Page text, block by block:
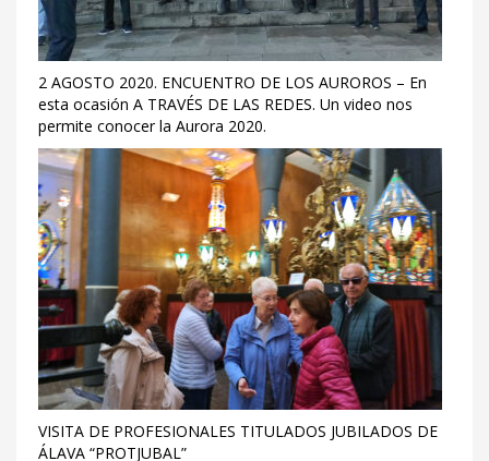
2 AGOSTO 2020. ENCUENTRO DE LOS AUROROS – En
esta ocasión A TRAVÉS DE LAS REDES. Un video nos
permite conocer la Aurora 2020.
VISITA DE PROFESIONALES TITULADOS JUBILADOS DE
ÁLAVA “PROTJUBAL”